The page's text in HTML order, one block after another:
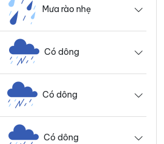
Mưa rào nhẹ
Có dông
Có dông
Có dông